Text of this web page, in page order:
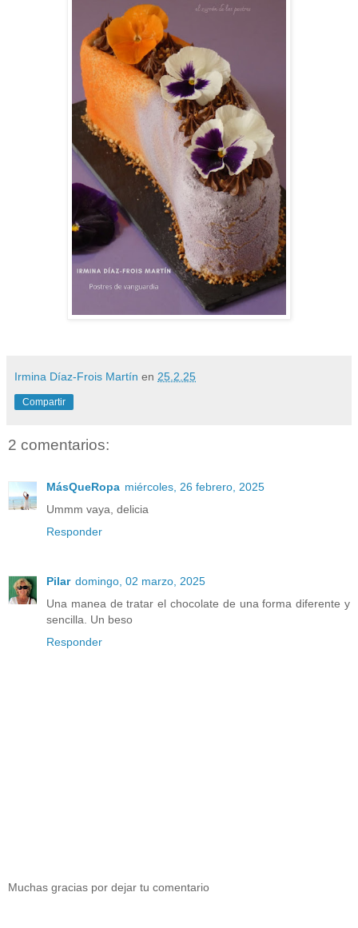
Irmina Díaz-Frois Martín en 25.2.25
Compartir
2 comentarios:
MásQueRopa miércoles, 26 febrero, 2025
Ummm vaya, delicia
Responder
Pilar domingo, 02 marzo, 2025
Una manea de tratar el chocolate de una forma diferente y
sencilla. Un beso
Responder
Muchas gracias por dejar tu comentario